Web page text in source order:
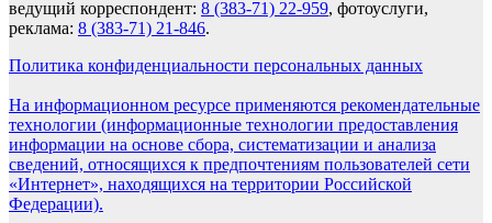
ведущий корреспондент: 8 (383-71) 22-959, фотоуслуги,
реклама: 8 (383-71) 21-846.
Политика конфиденциальности персональных данных
На информационном ресурсе применяются рекомендательные
технологии (информационные технологии предоставления
информации на основе сбора, систематизации и анализа
сведений, относящихся к предпочтениям пользователей сети
«Интернет», находящихся на территории Российской
Федерации).